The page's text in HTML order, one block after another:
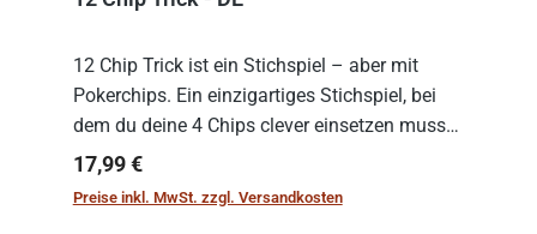
12 Chip Trick ist ein Stichspiel – aber mit
Pokerchips. Ein einzigartiges Stichspiel, bei
dem du deine 4 Chips clever einsetzen musst.
Wer die Chips mit dem höchsten Gesamtwert
hat, gewinnt die Runde. Aber Vorsicht: D...
Regulärer Preis:
17,99 €
Preise inkl. MwSt. zzgl. Versandkosten